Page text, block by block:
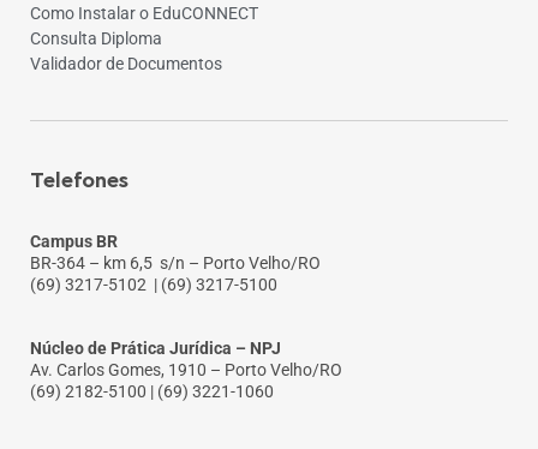
Como Instalar o EduCONNECT
Consulta Diploma
Validador de Documentos
Telefones
Campus BR
BR-364 – km 6,5 s/n – Porto Velho/RO
(69) 3217-5102 | (69) 3217-5100
Núcleo de Prática Jurídica – NPJ
Av. Carlos Gomes, 1910 – Porto Velho/RO
(69) 2182-5100 | (69) 3221-1060